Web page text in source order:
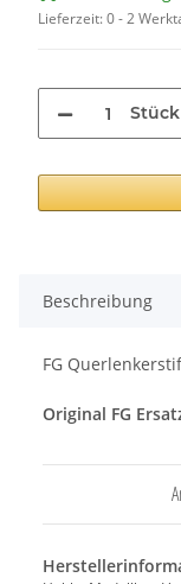
Lieferzeit:0 - 2
Stück
Beschreibung
FG
Original FG